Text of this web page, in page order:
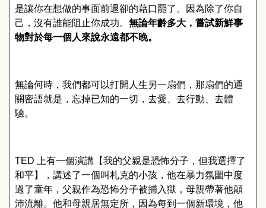
是讓你在想做的事面前退卻的藉口罷了。因為除了你自
己，沒有誰能阻止你成功。 無論年齡多大，嘗試新鮮事
物對於每一個人來說永遠都不晚。
無論何時，我們都可以打開人生另一扇們，那扇們的通
關密語就是，忘掉已知的一切，去愛、去行動、去體
驗。
TED
上有一個演講【我的父親是恐怖分子，但我選擇了
和平】，講述了一個叫札克的小孩，他在暴力氛圍中度
過了童年，父親作為恐怖分子被捕入獄，母親帶著他顛
沛流離。他和母親居無定所，因為每到一個新環境，他